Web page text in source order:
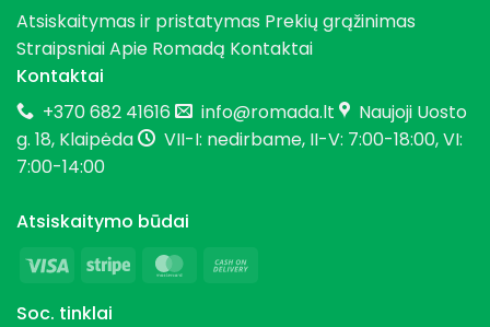
Atsiskaitymas ir pristatymas Prekių grąžinimas
StraipsniaiApie Romadą Kontaktai
Kontaktai
+370 682 41616
info@romada.lt
Naujoji Uosto
g. 18, Klaipėda
VII-I: nedirbame, II-V: 7:00-18:00, VI:
7:00-14:00
Atsiskaitymo būdai
Visa
Stripe MasterCard
Soc. tinklai